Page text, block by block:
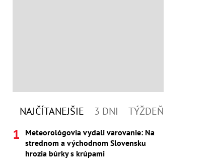
NAJČÍTANEJŠIE 3 DNI TÝŽDEŇ
Meteorológovia vydali varovanie: Na
strednom a východnom Slovensku
hrozia búrky s krúpami